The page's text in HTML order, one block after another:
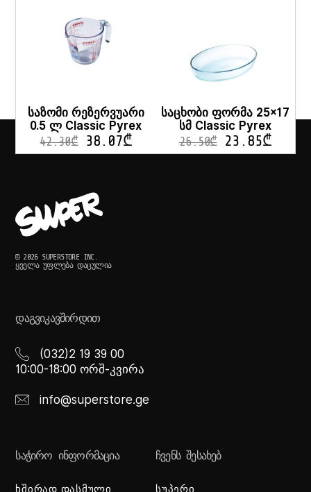
საზომი რეზერვუარი
0.5 ლ Classic Pyrex
42.30₾ 38.07₾
საცხობი ფორმა 25×17
სმ Classic Pyrex
26.50₾ 23.85₾
© 2026 SUPERSTORE INC.
ᲧᲕᲔᲚᲐ ᲣᲤᲚᲔᲑᲐ ᲓᲐᲪᲣᲚᲘᲐ
ᲓᲐᲒᲕᲘᲙᲐᲕᲨᲘᲠᲓᲘᲗ
(032)2 19 39 00
10:00-18:00 ორშ-კვირა
info@superstore.ge
ᲡᲐᲭᲘᲠᲝ ᲘᲜᲤᲝᲠᲛᲐᲪᲘᲐ ᲩᲕᲔᲜᲡ ᲨᲔᲡᲐᲮᲔᲑ